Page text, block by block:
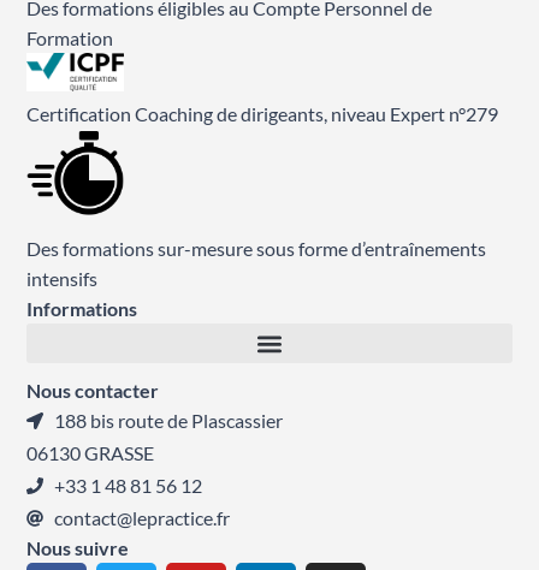
Des formations éligibles au Compte Personnel de
Formation
Certification Coaching de dirigeants, niveau Expert n°279
Des formations sur-mesure sous forme d’entraînements
intensifs
Informations
Nous contacter
188 bis route de Plascassier
06130 GRASSE
+33 1 48 81 56 12
contact@lepractice.fr
Nous suivre